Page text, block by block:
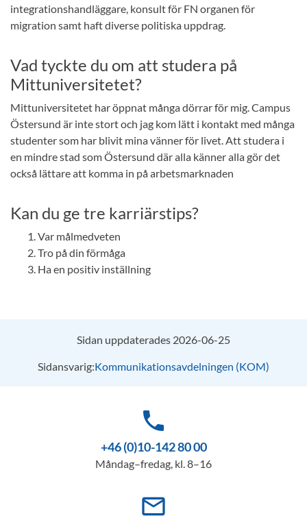
integrationshandläggare, konsult för FN organen för
migration samt haft diverse politiska uppdrag.
Vad tyckte du om att studera på
Mittuniversitetet?
Mittuniversitetet har öppnat många dörrar för mig. Campus
Östersund är inte stort och jag kom lätt i kontakt med många
studenter som har blivit mina vänner för livet. Att studera i
en mindre stad som Östersund där alla känner alla gör det
också lättare att komma in på arbetsmarknaden
Kan du ge tre karriärstips?
Var målmedveten
Tro på din förmåga
Ha en positiv inställning
Sidan uppdaterades 2026-06-25
Sidansvarig:Kommunikationsavdelningen (KOM)
phone
+46 (0)10-142 80 00
Måndag–fredag, kl. 8–16
mail_outline